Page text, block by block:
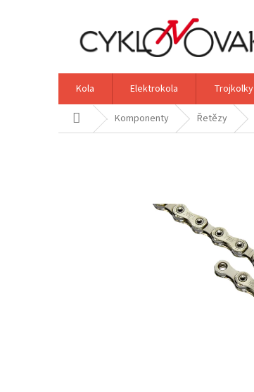
Kola Elektrokola Trojkolky
Domů Komponenty Řetězy